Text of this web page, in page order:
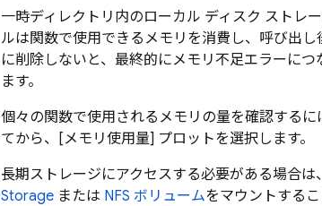
一時ディレクトリ内のローカル ディスク ストレ
ルは関数で使用できるメモリを消費し、呼び出
に削除しないと、最終的にメモリ不足エラーに
ます。
個々の関数で使用されるメモリの量を確認する
てから、[メモリ使用量] プロットを選択します。
長期ストレージにアクセスする必要がある場合は、
Storage または NFS ボリュームをマウントする